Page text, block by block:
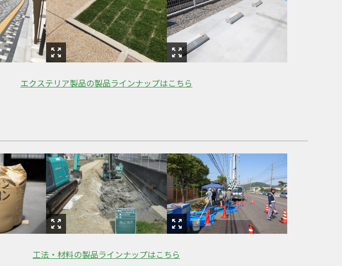
エクステリア製品の製品ラインナップはこちら
工法・材料の製品ラインナップはこちら